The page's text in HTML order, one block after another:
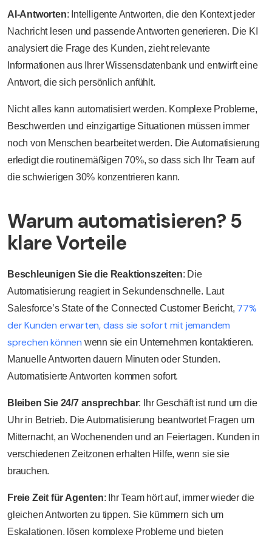
AI-Antworten: Intelligente Antworten, die den Kontext jeder
Nachricht lesen und passende Antworten generieren. Die KI
analysiert die Frage des Kunden, zieht relevante
Informationen aus Ihrer Wissensdatenbank und entwirft eine
Antwort, die sich persönlich anfühlt.
Nicht alles kann automatisiert werden. Komplexe Probleme,
Beschwerden und einzigartige Situationen müssen immer
noch von Menschen bearbeitet werden. Die Automatisierung
erledigt die routinemäßigen 70%, so dass sich Ihr Team auf
die schwierigen 30% konzentrieren kann.
Warum automatisieren? 5
klare Vorteile
Beschleunigen Sie die Reaktionszeiten: Die
Automatisierung reagiert in Sekundenschnelle. Laut
Salesforce’s State of the Connected Customer Bericht, 77%
der Kunden erwarten, dass sie sofort mit jemandem
sprechen können wenn sie ein Unternehmen kontaktieren.
Manuelle Antworten dauern Minuten oder Stunden.
Automatisierte Antworten kommen sofort.
Bleiben Sie 24/7 ansprechbar: Ihr Geschäft ist rund um die
Uhr in Betrieb. Die Automatisierung beantwortet Fragen um
Mitternacht, an Wochenenden und an Feiertagen. Kunden in
verschiedenen Zeitzonen erhalten Hilfe, wenn sie sie
brauchen.
Freie Zeit für Agenten: Ihr Team hört auf, immer wieder die
gleichen Antworten zu tippen. Sie kümmern sich um
Eskalationen, lösen komplexe Probleme und bieten